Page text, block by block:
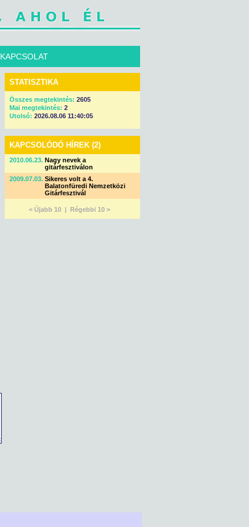
KAPCSOLAT
STATISZTIKA
Összes megtekintés: 2605
Mai megtekintés: 2
Utolsó: 2026.08.06 11:40:05
KAPCSOLÓDÓ HÍREK (2)
2010.06.23. Nagy nevek a
gitárfesztiválon
2009.07.03. Sikeres volt a 4.
Balatonfüredi Nemzetközi
Gitárfesztivál
< Újabb 10 | Régebbi 10 >